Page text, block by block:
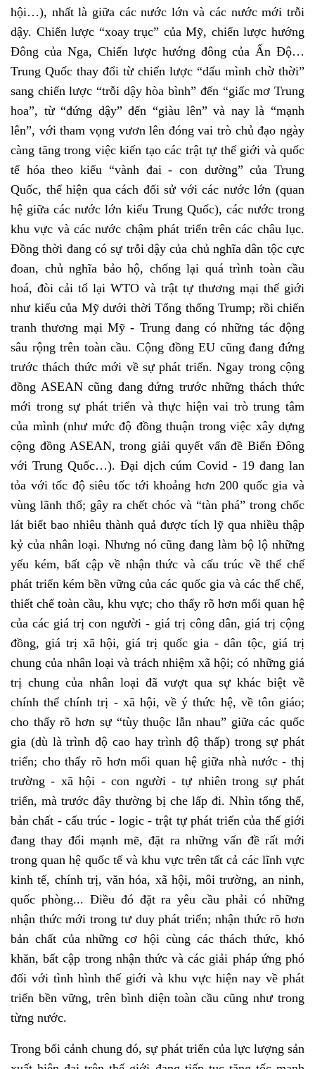
hội…), nhất là giữa các nước lớn và các nước mới trỗi
dậy. Chiến lược “xoay trục” của Mỹ, chiến lược hướng
Đông của Nga, Chiến lược hướng đông của Ấn Độ…
Trung Quốc thay đổi từ chiến lược “dấu mình chờ thời”
sang chiến lược “trỗi dậy hòa bình” đến “giấc mơ Trung
hoa”, từ “đứng dậy” đến “giàu lên” và nay là “mạnh
lên”, với tham vọng vươn lên đóng vai trò chủ đạo ngày
càng tăng trong việc kiến tạo các trật tự thế giới và quốc
tế hóa theo kiểu “vành đai - con dường” của Trung
Quốc, thể hiện qua cách đối sử với các nước lớn (quan
hệ giữa các nước lớn kiểu Trung Quốc), các nước trong
khu vực và các nước chậm phát triển trên các châu lục.
Đồng thời đang có sự trỗi dậy của chủ nghĩa dân tộc cực
đoan, chủ nghĩa bảo hộ, chống lại quá trình toàn cầu
hoá, đòi cải tổ lại WTO và trật tự thương mại thế giới
như kiểu của Mỹ dưới thời Tổng thống Trump; rồi chiến
tranh thương mại Mỹ - Trung đang có những tác động
sâu rộng trên toàn cầu. Cộng đồng EU cũng đang đứng
trước thách thức mới về sự phát triển. Ngay trong cộng
đồng ASEAN cũng đang đứng trước những thách thức
mới trong sự phát triển và thực hiện vai trò trung tâm
của mình (như mức độ đồng thuận trong việc xây dựng
cộng đồng ASEAN, trong giải quyết vấn đề Biển Đông
với Trung Quốc…). Đại dịch cúm Covid - 19 đang lan
tỏa với tốc độ siêu tốc tới khoảng hơn 200 quốc gia và
vùng lãnh thổ; gây ra chết chóc và “tàn phá” trong chốc
lát biết bao nhiêu thành quả được tích lỹ qua nhiều thập
kỷ của nhân loại. Nhưng nó cũng đang làm bộ lộ những
yếu kém, bất cập về nhận thức và cấu trúc về thể chế
phát triển kém bền vững của các quốc gia và các thể chế,
thiết chế toàn cầu, khu vực; cho thấy rõ hơn mối quan hệ
của các giá trị con người - giá trị công dân, giá trị cộng
đồng, giá trị xã hội, giá trị quốc gia - dân tộc, giá trị
chung của nhân loại và trách nhiệm xã hội; có những giá
trị chung của nhân loại đã vượt qua sự khác biệt về
chính thể chính trị - xã hội, về ý thức hệ, về tôn giáo;
cho thấy rõ hơn sự “tùy thuộc lẫn nhau” giữa các quốc
gia (dù là trình độ cao hay trình độ thấp) trong sự phát
triển; cho thấy rõ hơn mối quan hệ giữa nhà nước - thị
trường - xã hội - con người - tự nhiên trong sự phát
triển, mà trước đây thường bị che lấp đi. Nhìn tổng thể,
bản chất - cấu trúc - logic - trật tự phát triển của thế giới
đang thay đổi mạnh mẽ, đặt ra những vấn đề rất mới
trong quan hệ quốc tế và khu vực trên tất cả các lĩnh vực
kinh tế, chính trị, văn hóa, xã hội, môi trường, an ninh,
quốc phòng... Điều đó đặt ra yêu cầu phải có những
nhận thức mới trong tư duy phát triển; nhận thức rõ hơn
bản chất của những cơ hội cùng các thách thức, khó
khăn, bất cập trong nhận thức và các giải pháp ứng phó
đối với tình hình thế giới và khu vực hiện nay về phát
triển bền vững, trên bình diện toàn cầu cũng như trong
từng nước.
Trong bối cảnh chung đó, sự phát triển của lực lượng sản